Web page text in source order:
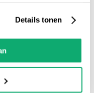
Details tonen
er een keer
niet retour! De kleur